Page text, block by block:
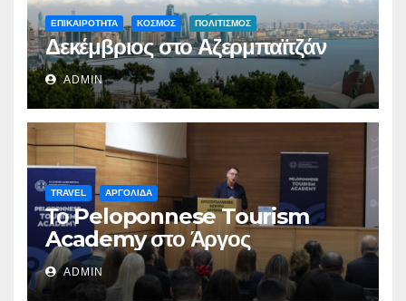
ΕΠΙΚΑΙΡΟΤΗΤΑ ΚΟΣΜΟΣ ΠΟΛΙΤΙΣΜΟΣ
Δεκέμβριος στο Αζερμπαϊτζάν
ADMIN
TRAVEL ΑΡΓΟΛΙΔΑ
Το Peloponnese Tourism
Academy στο Άργος
ADMIN